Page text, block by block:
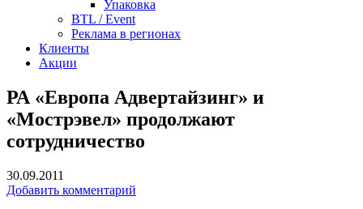
Упаковка
BTL / Event
Реклама в регионах
Клиенты
Акции
РА «Европа Адвертайзинг» и
«Мострэвел» продолжают
сотрудничество
30.09.2011
Добавить комментарий